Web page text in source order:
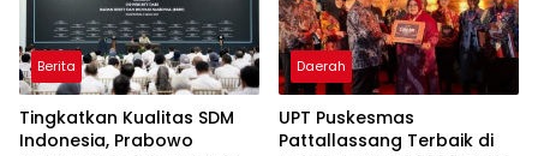
Berita
Tingkatkan Kualitas SDM
Indonesia, Prabowo
Daerah
UPT Puskesmas
Pattallassang Terbaik di